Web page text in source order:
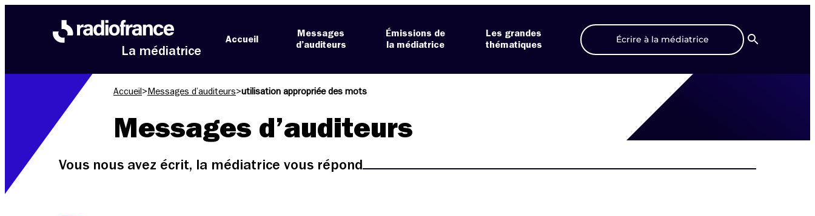
La médiatrice
Accueil
Messages
d’auditeurs
Émissions de
la médiatrice
Les grandes
thématiques
Écrire à la médiatrice
Recherche
Accueil > Messages d’auditeurs>utilisation appropriée des mots
Messages d’auditeurs
Vous nous avez écrit, la médiatrice vous répond